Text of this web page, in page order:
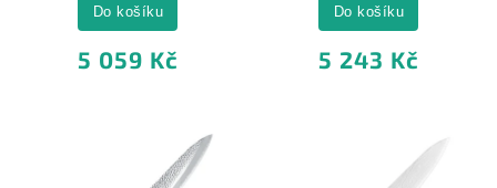
5 059 Kč
Do košíku
5 243 Kč
Do košíku